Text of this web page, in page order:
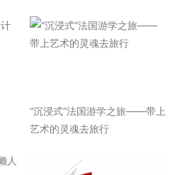
“沉浸式”法国游学之旅——带上
艺术的灵魂去旅行